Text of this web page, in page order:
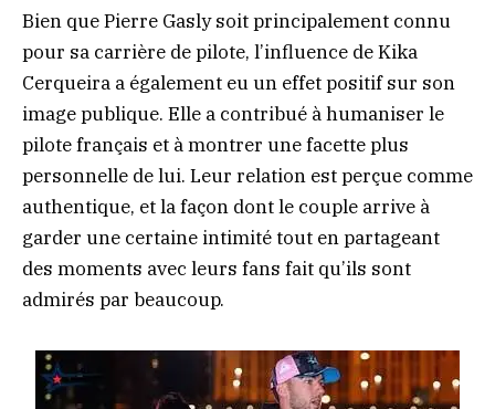
Bien que Pierre Gasly soit principalement connu
pour sa carrière de pilote, l’influence de Kika
Cerqueira a également eu un effet positif sur son
image publique. Elle a contribué à humaniser le
pilote français et à montrer une facette plus
personnelle de lui. Leur relation est perçue comme
authentique, et la façon dont le couple arrive à
garder une certaine intimité tout en partageant
des moments avec leurs fans fait qu’ils sont
admirés par beaucoup.